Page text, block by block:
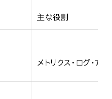
主な役割
メトリクス・ログ・ア